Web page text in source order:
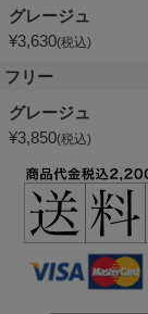
グレージュ
¥3,630 税込
フリー
グレージュ
¥3,850 税込